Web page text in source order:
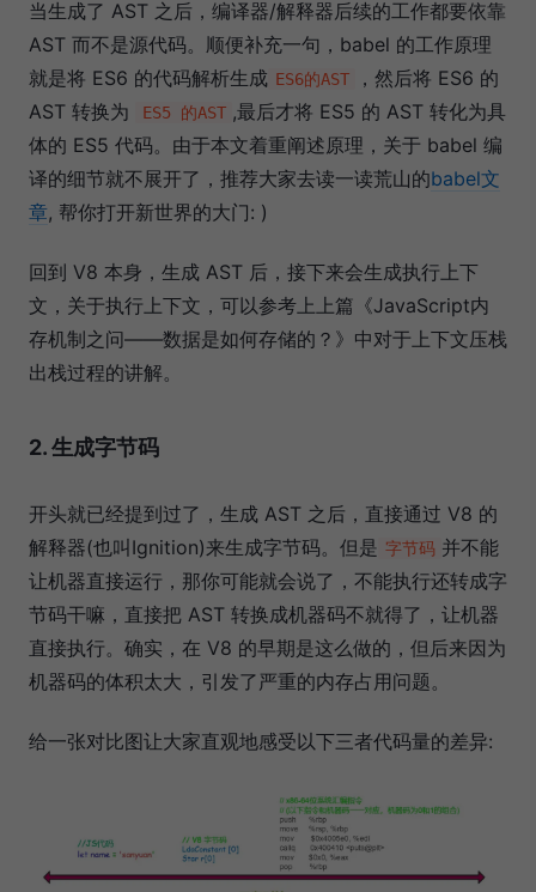
当生成了 AST 之后，编译器/解释器后续的工作都要依靠
AST 而不是源代码。顺便补充一句，babel 的工作原理
就是将 ES6 的代码解析生成 ES6的AST
，然后将 ES6 的
AST 转换为
ES5 的AST ,最后才将 ES5 的 AST 转化为具
体的 ES5 代码。由于本文着重阐述原理，关于 babel 编
译的细节就不展开了，推荐大家去读一读荒山的babel文
章, 帮你打开新世界的大门: )
回到 V8 本身，生成 AST 后，接下来会生成执行上下
文，关于执行上下文，可以参考上上篇《JavaScript内
存机制之问——数据是如何存储的？》中对于上下文压栈
出栈过程的讲解。
2. 生成字节码
开头就已经提到过了，生成 AST 之后，直接通过 V8 的
解释器(也叫Ignition)来生成字节码。但是 字节码 并不能
让机器直接运行，那你可能就会说了，不能执行还转成字
节码干嘛，直接把 AST 转换成机器码不就得了，让机器
直接执行。确实，在 V8 的早期是这么做的，但后来因为
机器码的体积太大，引发了严重的内存占用问题。
给一张对比图让大家直观地感受以下三者代码量的差异: